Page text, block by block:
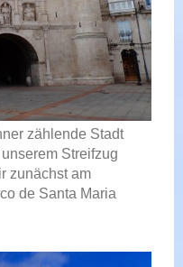
zählende Stadt
Streifzug
zunächst am
de Santa Maria